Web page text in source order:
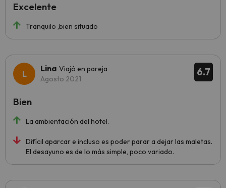
Tranquilo ,bien situado
Excelente
6.7
Lina Viajó en pareja
Agosto 2021
La ambientación del hotel.
Difícil aparcar e incluso es poder parar a dejar las maletas.
El desayuno es de lo más simple, poco variado.
Bien